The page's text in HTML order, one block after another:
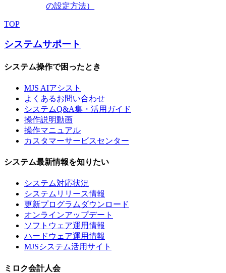
の設定方法）
TOP
システムサポート
システム操作で困ったとき
MJS AIアシスト
よくあるお問い合わせ
システムQ&A集・活用ガイド
操作説明動画
操作マニュアル
カスタマーサービスセンター
システム最新情報を知りたい
システム対応状況
システムリリース情報
更新プログラムダウンロード
オンラインアップデート
ソフトウェア運用情報
ハードウェア運用情報
MJSシステム活用サイト
ミロク会計人会